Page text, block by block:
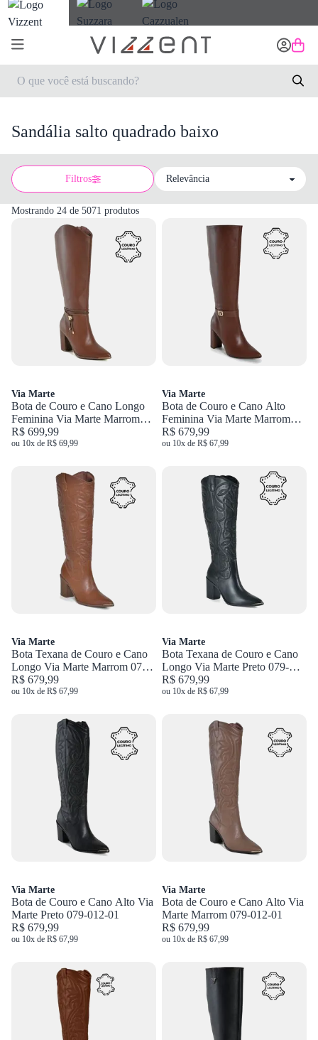
Sandália salto quadrado baixo
Filtros
Sort by
Mostrando 24 de 5071 produtos
Via Marte
Bota de Couro e Cano Longo
Feminina Via Marte Marrom
230-016-01
R$ 699,99
ou 10x de R$ 69,99
Via Marte
Bota de Couro e Cano Alto
Feminina Via Marte Marrom
063-022-01
R$ 679,99
ou 10x de R$ 67,99
Via Marte
Bota Texana de Couro e Cano
Longo Via Marte Marrom 079-
002-01
R$ 679,99
ou 10x de R$ 67,99
Via Marte
Bota Texana de Couro e Cano
Longo Via Marte Preto 079-
002-01
R$ 679,99
ou 10x de R$ 67,99
Via Marte
Bota de Couro e Cano Alto Via
Marte Preto 079-012-01
R$ 679,99
ou 10x de R$ 67,99
Via Marte
Bota de Couro e Cano Alto Via
Marte Marrom 079-012-01
R$ 679,99
ou 10x de R$ 67,99